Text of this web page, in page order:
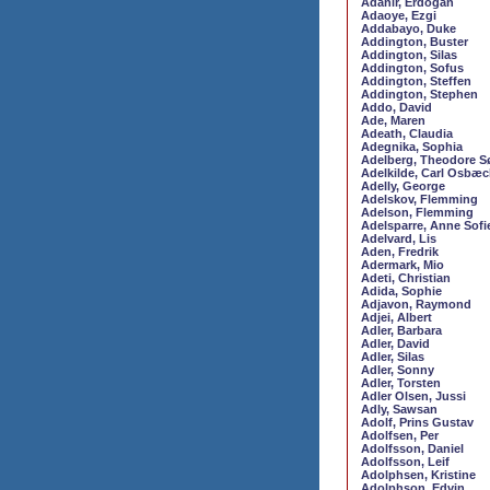
Adaoye, Ezgi
Addabayo, Duke
Addington, Buster
Addington, Silas
Addington, Sofus
Addington, Steffen
Addington, Stephen
Addo, David
Ade, Maren
Adeath, Claudia
Adegnika, Sophia
Adelberg, Theodore
Adelkilde, Carl
Adelly, George
Adelskov, Flemming
Adelson, Flemming
Adelsparre, Anne
Adelvard, Lis
Aden, Fredrik
Adermark, Mio
Adeti, Christian
Adida, Sophie
Adjavon, Raymond
Adjei, Albert
Adler, Barbara
Adler, David
Adler, Silas
Adler, Sonny
Adler, Torsten
Adler Olsen, Jussi
Adly, Sawsan
Adolf, Prins Gustav
Adolfsen, Per
Adolfsson, Daniel
Adolfsson, Leif
Adolphsen, Kristine